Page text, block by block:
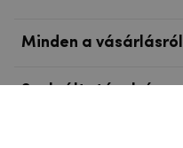
Minden a vásárlásról